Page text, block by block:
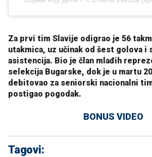
Za prvi tim Slavije odigrao je 56
utakmica, uz učinak od šest golova i
asistencija. Bio je član mlađih
selekcija Bugarske, dok je u martu
debitovao za seniorski nacionalni
postigao pogodak.
BONUS VIDEO
Tagovi: